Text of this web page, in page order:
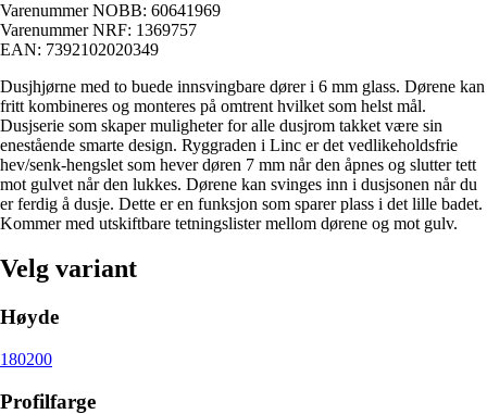
Varenummer NOBB: 60641969
Varenummer NRF: 1369757
EAN: 7392102020349
Dusjhjørne med to buede innsvingbare dører i 6 mm glass. Dørene kan
fritt kombineres og monteres på omtrent hvilket som helst mål.
Dusjserie som skaper muligheter for alle dusjrom takket være sin
enestående smarte design. Ryggraden i Linc er det vedlikeholdsfrie
hev/senk-hengslet som hever døren 7 mm når den åpnes og slutter tett
mot gulvet når den lukkes. Dørene kan svinges inn i dusjsonen når du
er ferdig å dusje. Dette er en funksjon som sparer plass i det lille badet.
Kommer med utskiftbare tetningslister mellom dørene og mot gulv.
Velg variant
Høyde
180200
Profilfarge